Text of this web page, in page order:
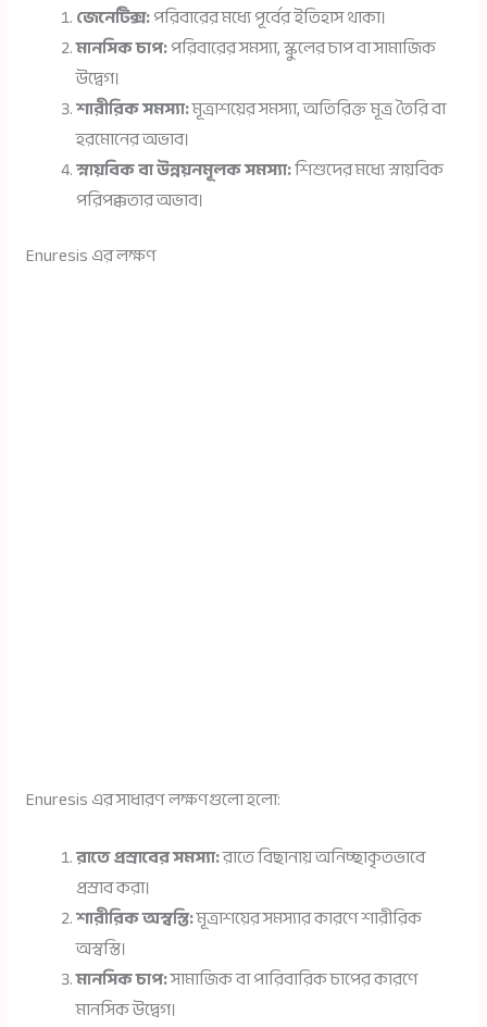
জেনেটিক্স:পরিবারের মধ্যে পূর্বের ইতিহাস থাকা।
মানসিক চাপ:পরিবারের সমস্যা, স্কুলের চাপ বা সামাজিক
উদ্বেগ।
শারীরিক সমস্যা:মূত্রাশয়ের সমস্যা, অতিরিক্ত মূত্র তৈরি বা
হরমোনের অভাব।
স্নায়বিক বা উন্নয়নমূলক সমস্যা:শিশুদের মধ্যে স্নায়বিক
পরিপক্কতার অভাব।
Enuresis এর লক্ষণ
Enuresis এর সাধারণ লক্ষণগুলো হলো:
রাতে প্রস্রাবের সমস্যা:রাতে বিছানায় অনিচ্ছাকৃতভাবে
প্রস্রাব করা।
শারীরিক অস্বস্তি:মূত্রাশয়ের সমস্যার কারণে শারীরিক
অস্বস্তি।
মানসিক চাপ:সামাজিক বা পারিবারিক চাপের কারণে
মানসিক উদ্বেগ।